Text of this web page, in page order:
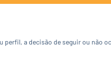
perfil, a decisão de seguir ou não